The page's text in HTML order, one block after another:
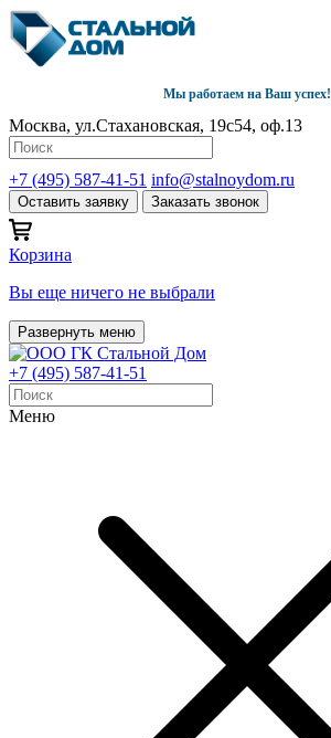
Мы работаем на Ваш успех!
Москва, ул.Стахановская, 19с54, оф.13
+7 (495) 587-41-51 info@stalnoydom.ru
Оставить заявку Заказать звонок
Корзина
Вы еще ничего не выбрали
Развернуть меню
+7 (495) 587-41-51
Меню